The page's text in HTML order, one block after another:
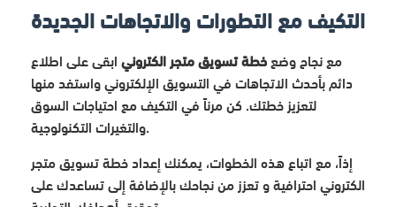
التكيف مع التطورات والاتجاهات الجديدة
مع نجاح وضع خطة تسويق متجر الكتروني ابقى على اطلاع
دائم بأحدث الاتجاهات في التسويق الإلكتروني واستفد منها
لتعزيز خطتك. كن مرناً في التكيف مع احتياجات السوق
والتغيرات التكنولوجية.
إذاً، مع اتباع هذه الخطوات، يمكنك إعداد خطة تسويق متجر
الكتروني احترافية و تعزز من نجاحك بالإضافة إلى تساعدك على